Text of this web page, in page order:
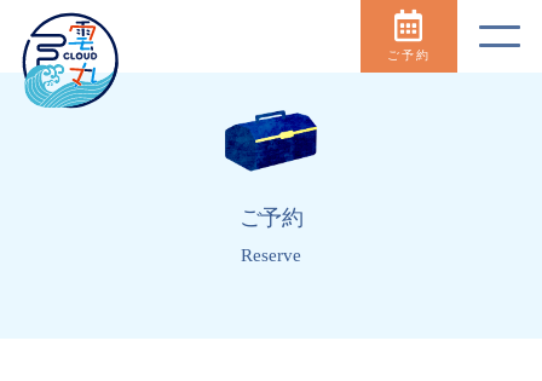
ご予約
ご予約
Reserve